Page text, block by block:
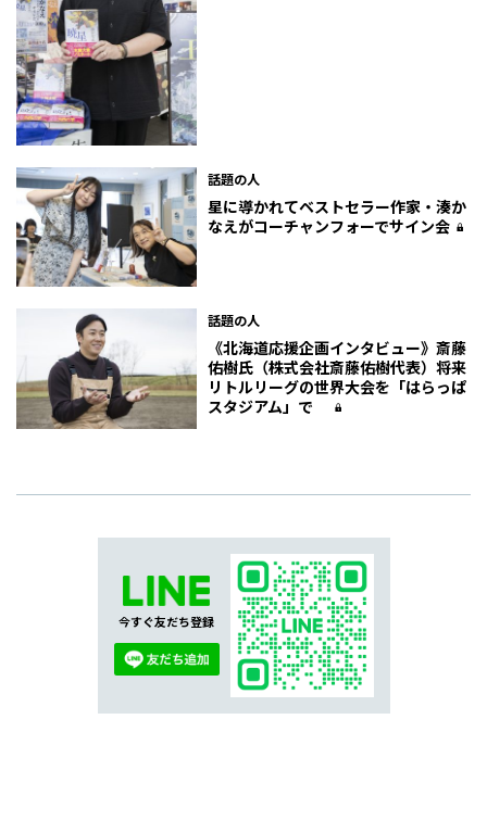
話題の人
星に導かれて――ベストセラー作家・湊か
なえがコーチャンフォーでサイン会
話題の人
《北海道応援企画インタビュー》斎藤
佑樹氏（株式会社斎藤佑樹代表）将来
リトルリーグの世界大会を「はらっぱ
スタジアム」で
今すぐ友だち登録